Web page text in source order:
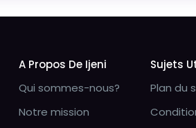
A Propos De Ijeni
Qui sommes-nous?
Notre mission
Sujets
Plan du